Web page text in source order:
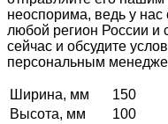
неоспорима, ведь у
любой регион России
сейчас и обсудите
персональным
Ширина, мм
150
Высота, мм
100